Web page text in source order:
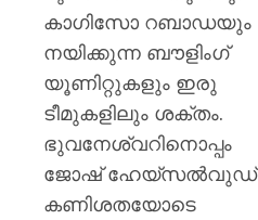
കാഗിസോ റബാഡയും
നയിക്കുന്ന ബൗളിംഗ്
യൂണിറ്റുകളും ഇരു
ടീമുകളിലും ശക്തം.
ഭുവനേശ്വറിനൊപ്പം
ജോഷ് ഹേയ്‌സൽവുഡ്
കണിശതയോടെ